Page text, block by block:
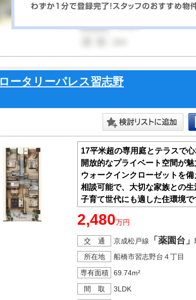
ロータリーパレス習志野
17平米超の専用庭とテラスで
開放的なプライベート空間が
ウォークインクローゼットを
相談可能で、大切な家族との
子育て世代にも適した住環境
2,480万円
交 通 京成松戸線 「薬園台」
所在地
船橋市習志野台４丁目
専有面積
69.74m²
間 取
3LDK